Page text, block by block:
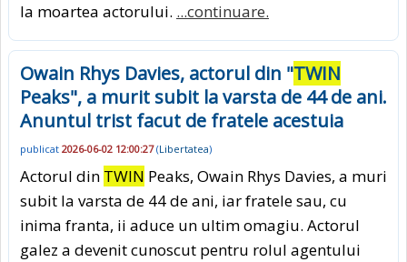
la moartea actorului. ...continuare.
Owain Rhys Davies, actorul din "TWIN
Peaks", a murit subit la varsta de 44 de ani.
Anuntul trist facut de fratele acestuia
publicat 2026-06-02 12:00:27(Libertatea)
Actorul din TWIN Peaks, Owain Rhys Davies, a muri
subit la varsta de 44 de ani, iar fratele sau, cu
inima franta, ii aduce un ultim omagiu. Actorul
galez a devenit cunoscut pentru rolul agentului